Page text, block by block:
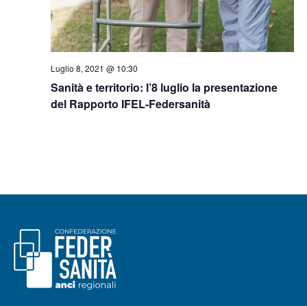
Luglio 8, 2021 @ 10:30
Sanità e territorio: l’8 luglio la presentazione
del Rapporto IFEL-Federsanità